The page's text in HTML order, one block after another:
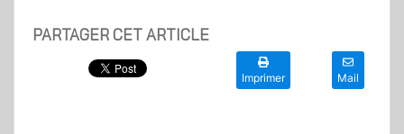
PARTAGER CET ARTICLE
Imprimer Mail